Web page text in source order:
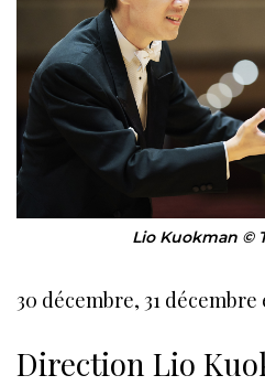
Lio Kuokman ©
30 décembre, 31
Direction Lio